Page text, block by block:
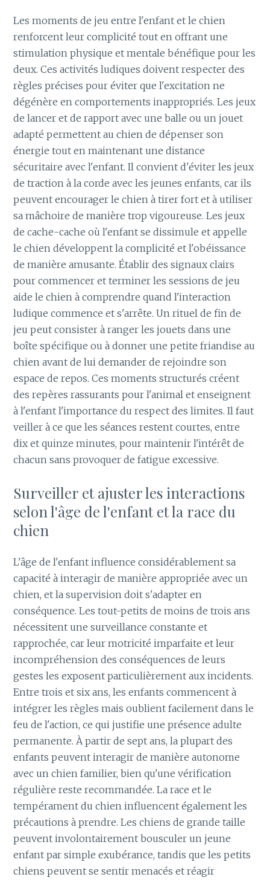
Les moments de jeu entre l'enfant et le chien
renforcent leur complicité tout en offrant une
stimulation physique et mentale bénéfique pour les
deux. Ces activités ludiques doivent respecter des
règles précises pour éviter que l'excitation ne
dégénère en comportements inappropriés. Les jeux
de lancer et de rapport avec une balle ou un jouet
adapté permettent au chien de dépenser son
énergie tout en maintenant une distance
sécuritaire avec l'enfant. Il convient d'éviter les jeux
de traction à la corde avec les jeunes enfants, car ils
peuvent encourager le chien à tirer fort et à utiliser
sa mâchoire de manière trop vigoureuse. Les jeux
de cache-cache où l'enfant se dissimule et appelle
le chien développent la complicité et l'obéissance
de manière amusante. Établir des signaux clairs
pour commencer et terminer les sessions de jeu
aide le chien à comprendre quand l'interaction
ludique commence et s'arrête. Un rituel de fin de
jeu peut consister à ranger les jouets dans une
boîte spécifique ou à donner une petite friandise au
chien avant de lui demander de rejoindre son
espace de repos. Ces moments structurés créent
des repères rassurants pour l'animal et enseignent
à l'enfant l'importance du respect des limites. Il faut
veiller à ce que les séances restent courtes, entre
dix et quinze minutes, pour maintenir l'intérêt de
chacun sans provoquer de fatigue excessive.
Surveiller et ajuster les interactions
selon l'âge de l'enfant et la race du
chien
L'âge de l'enfant influence considérablement sa
capacité à interagir de manière appropriée avec un
chien, et la supervision doit s'adapter en
conséquence. Les tout-petits de moins de trois ans
nécessitent une surveillance constante et
rapprochée, car leur motricité imparfaite et leur
incompréhension des conséquences de leurs
gestes les exposent particulièrement aux incidents.
Entre trois et six ans, les enfants commencent à
intégrer les règles mais oublient facilement dans le
feu de l'action, ce qui justifie une présence adulte
permanente. À partir de sept ans, la plupart des
enfants peuvent interagir de manière autonome
avec un chien familier, bien qu'une vérification
régulière reste recommandée. La race et le
tempérament du chien influencent également les
précautions à prendre. Les chiens de grande taille
peuvent involontairement bousculer un jeune
enfant par simple exubérance, tandis que les petits
chiens peuvent se sentir menacés et réagir